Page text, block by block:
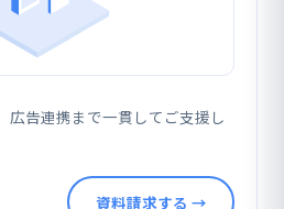
広告連携まで一貫してご支援し
資料請求する →